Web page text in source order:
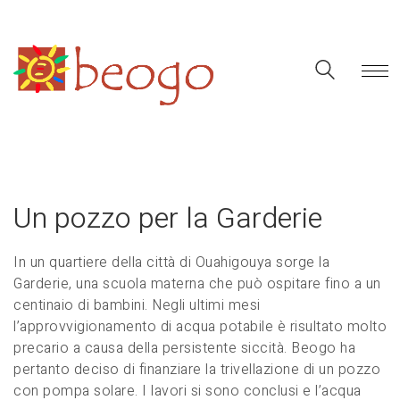
Un pozzo per la Garderie
In un quartiere della città di Ouahigouya sorge la
Garderie, una scuola materna che può ospitare fino a un
centinaio di bambini. Negli ultimi mesi
l’approvvigionamento di acqua potabile è risultato molto
precario a causa della persistente siccità. Beogo ha
pertanto deciso di finanziare la trivellazione di un pozzo
con pompa solare. I lavori si sono conclusi e l’acqua